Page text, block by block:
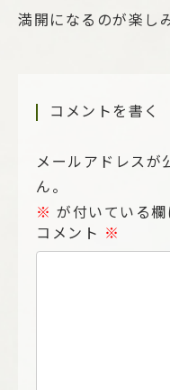
満開になるのが楽し
コメントを書く
メールアドレスが
ん。
※ が付いている欄
コメント ※